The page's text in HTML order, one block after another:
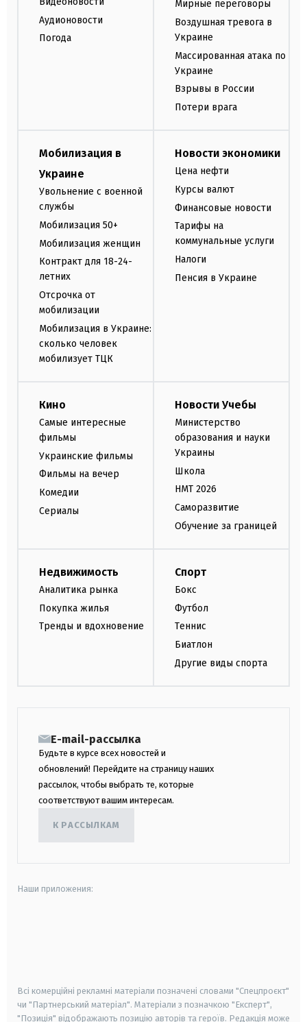
Аудионовости
Погода
Мирные переговоры
Воздушная тревога в
Украине
Массированная атака по
Украине
Взрывы в России
Потери врага
Мобилизация в
Украине
Увольнение с военной
службы
Мобилизация 50+
Мобилизация женщин
Контракт для 18-24-
летних
Отсрочка от
мобилизации
Мобилизация в Украине:
сколько человек
мобилизует ТЦК
Новости экономики
Цена нефти
Курсы валют
Финансовые новости
Тарифы на
коммунальные услуги
Налоги
Пенсия в Украине
Кино
Самые интересные
фильмы
Украинские фильмы
Фильмы на вечер
Комедии
Сериалы
Новости Учебы
Министерство
образования и науки
Украины
Школа
НМТ 2026
Саморазвитие
Обучение за границей
Недвижимость
Аналитика рынка
Покупка жилья
Тренды и вдохновение
Спорт
Бокс
Футбол
Теннис
Биатлон
Другие виды спорта
E-mail-рассылка
Будьте в курсе всех новостей и
обновлений! Перейдите на страницу наших
рассылок, чтобы выбрать те, которые
соответствуют вашим интересам.
К РАССЫЛКАМ
Наши приложения:
Всі комерційні рекламні матеріали позначені словами "Спецпроєкт"
чи "Партнерський матеріал". Матеріали з позначкою "Експерт",
"Позиція" відображають позицію авторів та героїв. Редакція може